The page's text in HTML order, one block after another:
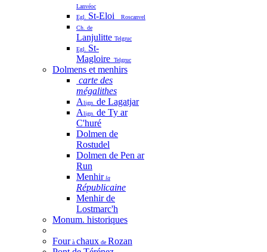
Lanvéoc
Egl. St-Eloi
Roscanvel
Ch. de
Lanjulitte Telgruc
Egl. St-
Magloire Telgruc
Dolmens et menhirs
carte des
mégalithes
Align. de Lagatjar
Align. de Ty ar
C'huré
Dolmen de
Rostudel
Dolmen de Pen ar
Run
Menhirla
Républicaine
Menhir de
Lostmarc'h
Monum. historiques
Fourà chaux de Rozan